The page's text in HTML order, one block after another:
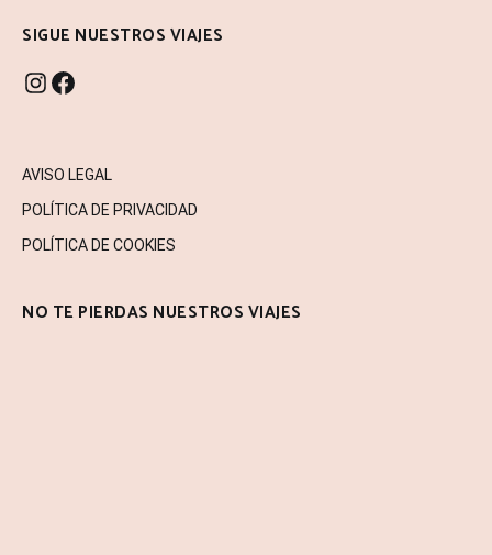
SIGUE NUESTROS VIAJES
INSTAGRAM
AVISO LEGAL
POLÍTICA DE PRIVACIDAD
POLÍTICA DE COOKIES
NO TE PIERDAS NUESTROS VIAJES